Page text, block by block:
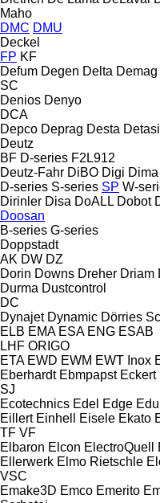
Maho
DMC DMU
Deckel
FP KF
Defum Degen Delta Demag
SC
Denios Denyo
DCA
Depco Deprag Desta
Deutz
BF D-series F2L912
Deutz-Fahr DiBO Digi Dima
D-series S-series SP W-
Dirinler Disa DoALL Dobot
Doosan
B-series G-series
Doppstadt
AK DW DZ
Dorin Downs Dreher Driam
Durma Dustcontrol
DC
Dynajet Dynamic Dörries
ELB EMA ESA ENG ESAB
LHF ORIGO
ETA EWD EWM EWT Inox
Eberhardt Ebmpapst Eckert
SJ
Ecotechnics Edel Edge
Eillert Einhell Eisele Ekato
TF VF
Elbaron Elcon ElectroQuell
Ellerwerk Elmo Rietschle
VSC
Emake3D Emco Emerito